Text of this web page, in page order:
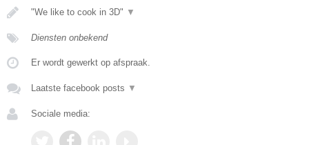
"We like to cook in 3D" ▼
Diensten onbekend
Er wordt gewerkt op afspraak.
Laatste facebook posts ▼
Sociale media: